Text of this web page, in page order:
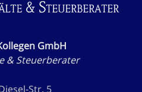
GmbH
& Steuerberater
Str. 5